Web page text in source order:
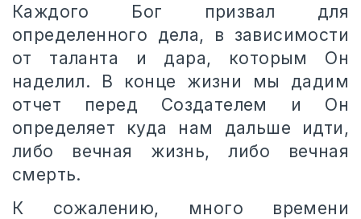
Каждого Бог призвал для
определенного дела, в зависимости
от таланта и дара, которым Он
наделил. В конце жизни мы дадим
отчет перед Создателем и Он
определяет куда нам дальше идти,
либо вечная жизнь, либо вечная
смерть.
К сожалению, много времени